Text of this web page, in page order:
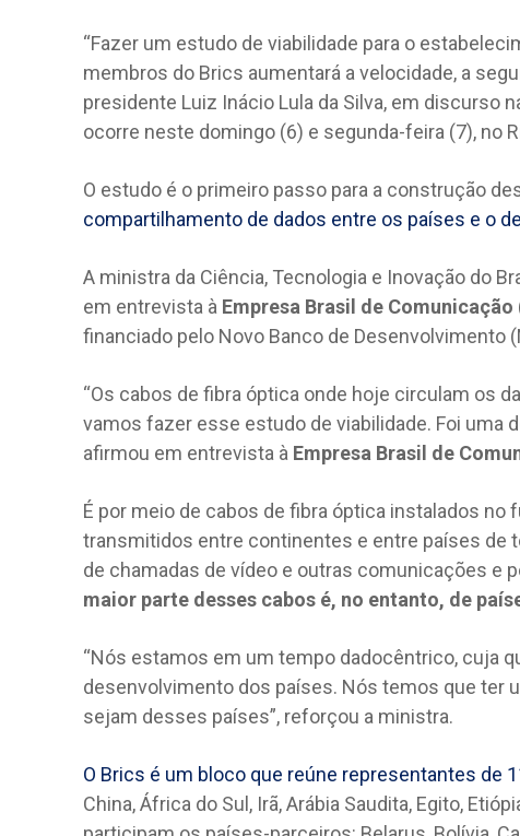
“Fazer um estudo de viabilidade para o
membros do Brics aumentará a velocidade, a
presidente Luiz Inácio Lula da Silva, em discurso
ocorre neste domingo (6) e segunda-feira (7), no
O estudo é o primeiro passo para a construção
compartilhamento de dados entre os países e o
A ministra da Ciência, Tecnologia e Inovação do
em entrevista à Empresa Brasil de Comunicação
financiado pelo Novo Banco de Desenvolvimento
“Os cabos de fibra óptica onde hoje circulam os
vamos fazer esse estudo de viabilidade. Foi uma
afirmou em entrevista à Empresa Brasil de
É por meio de cabos de fibra óptica instalados no
transmitidos entre continentes e entre países de
de chamadas de vídeo e outras comunicações e
maior parte desses cabos é, no entanto, de
“Nós estamos em um tempo dadocêntrico, cuja
desenvolvimento dos países. Nós temos que ter
sejam desses países”, reforçou a ministra.
O Brics é um bloco que reúne representantes de
China, África do Sul, Irã, Arábia Saudita, Egito,